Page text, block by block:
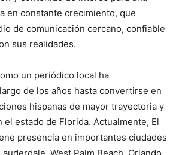
en constante crecimiento, que
de comunicación cercano, confiable
sus realidades.
un periódico local ha
de los años hasta convertirse en
hispanas de mayor trayectoria y
estado de Florida. Actualmente, El
presencia en importantes ciudades